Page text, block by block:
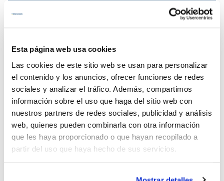
Esta página web usa cookies
Las cookies de este sitio web se usan para personalizar
el contenido y los anuncios, ofrecer funciones de redes
sociales y analizar el tráfico. Además, compartimos
información sobre el uso que haga del sitio web con
nuestros partners de redes sociales, publicidad y análisis
web, quienes pueden combinarla con otra información
que les haya proporcionado o que hayan recopilado a
partir del uso que haya hecho de sus servicios.
Alquiler de barco en Alcudia
Alquiler de barcos en Pollensa
Alquiler barcos Puerto de Andratx
Alquiler de barcos en Palma de
Mallorca
Alquiler embarcaciones Mallorca
Alquiler de barcos en Puerto Portals
Alquiler de barcos con patrón en
Mallorca
Alquiler de barcos en el Club de Mar